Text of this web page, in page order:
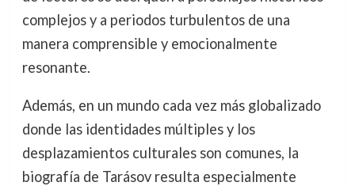
complejos y a periodos turbulentos de una
manera comprensible y emocionalmente
resonante.
Además, en un mundo cada vez más globalizado
donde las identidades múltiples y los
desplazamientos culturales son comunes, la
biografía de Tarásov resulta especialmente